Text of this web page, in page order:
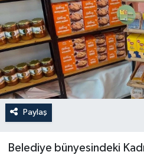
Paylaş
Belediye bünyesindeki